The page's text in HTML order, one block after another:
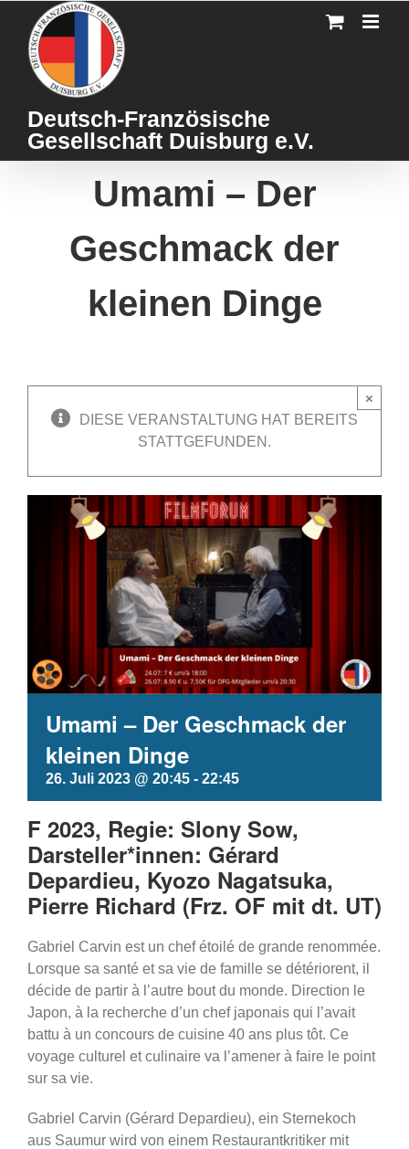
content
Deutsch-Französische
Gesellschaft Duisburg e.V.
Umami – Der
Geschmack der
kleinen Dinge
DIESE VERANSTALTUNG HAT BEREITS
STATTGEFUNDEN.
×
Umami – Der Geschmack der
kleinen Dinge
26. Juli 2023 @ 20:45 - 22:45
F 2023, Regie: Slony Sow,
Darsteller*innen: Gérard
Depardieu, Kyozo Nagatsuka,
Pierre Richard (Frz. OF mit dt. UT)
Gabriel Carvin est un chef étoilé de grande renommée.
Lorsque sa santé et sa vie de famille se détériorent, il
décide de partir à l’autre bout du monde. Direction le
Japon, à la recherche d’un chef japonais qui l’avait
battu à un concours de cuisine 40 ans plus tôt. Ce
voyage culturel et culinaire va l’amener à faire le point
sur sa vie.
Gabriel Carvin (Gérard Depardieu), ein Sternekoch
aus Saumur wird von einem Restaurantkritiker mit